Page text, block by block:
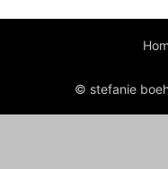
© stefanie